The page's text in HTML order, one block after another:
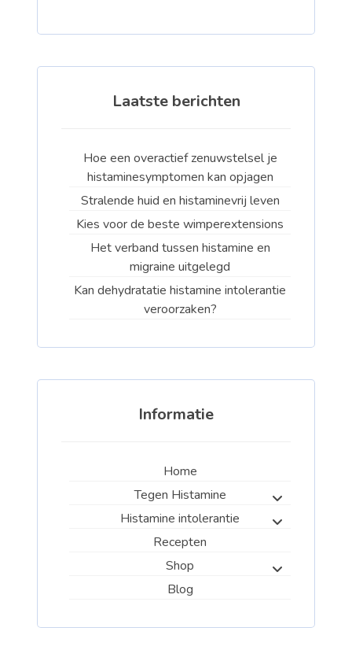
Laatste berichten
Hoe een overactief zenuwstelsel je
histaminesymptomen kan opjagen
Stralende huid en histaminevrij leven
Kies voor de beste wimperextensions
Het verband tussen histamine en
migraine uitgelegd
Kan dehydratatie histamine intolerantie
veroorzaken?
Informatie
Home
Tegen Histamine
Histamine intolerantie
Recepten
Shop
Blog